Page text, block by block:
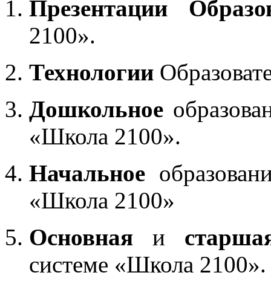
Презентации
2100».
Технологии
Дошкольное
«Школа 2100».
Начальное
«Школа 2100»
Основная и
системе «Школа 2100».